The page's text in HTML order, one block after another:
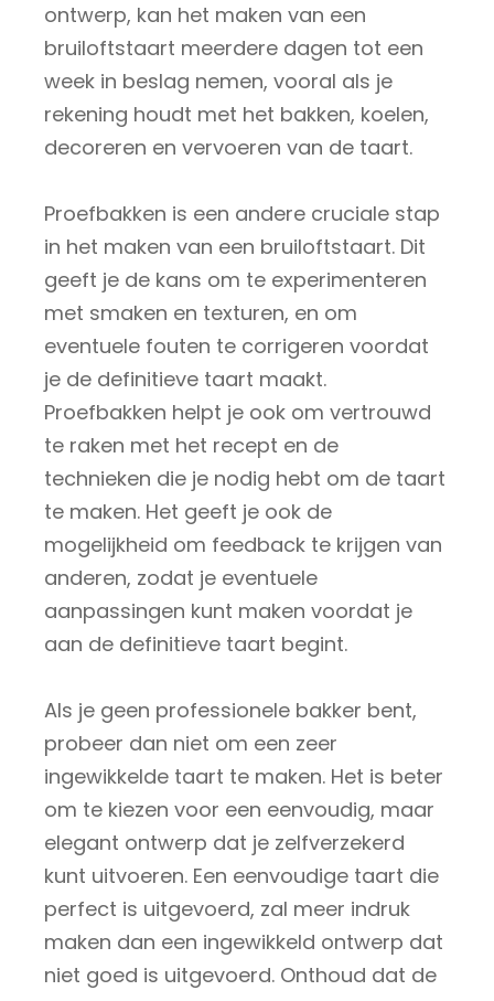
ontwerp, kan het maken van een
bruiloftstaart meerdere dagen tot een
week in beslag nemen, vooral als je
rekening houdt met het bakken, koelen,
decoreren en vervoeren van de taart.
Proefbakken is een andere cruciale stap
in het maken van een bruiloftstaart. Dit
geeft je de kans om te experimenteren
met smaken en texturen, en om
eventuele fouten te corrigeren voordat
je de definitieve taart maakt.
Proefbakken helpt je ook om vertrouwd
te raken met het recept en de
technieken die je nodig hebt om de taart
te maken. Het geeft je ook de
mogelijkheid om feedback te krijgen van
anderen, zodat je eventuele
aanpassingen kunt maken voordat je
aan de definitieve taart begint.
Als je geen professionele bakker bent,
probeer dan niet om een zeer
ingewikkelde taart te maken. Het is beter
om te kiezen voor een eenvoudig, maar
elegant ontwerp dat je zelfverzekerd
kunt uitvoeren. Een eenvoudige taart die
perfect is uitgevoerd, zal meer indruk
maken dan een ingewikkeld ontwerp dat
niet goed is uitgevoerd. Onthoud dat de